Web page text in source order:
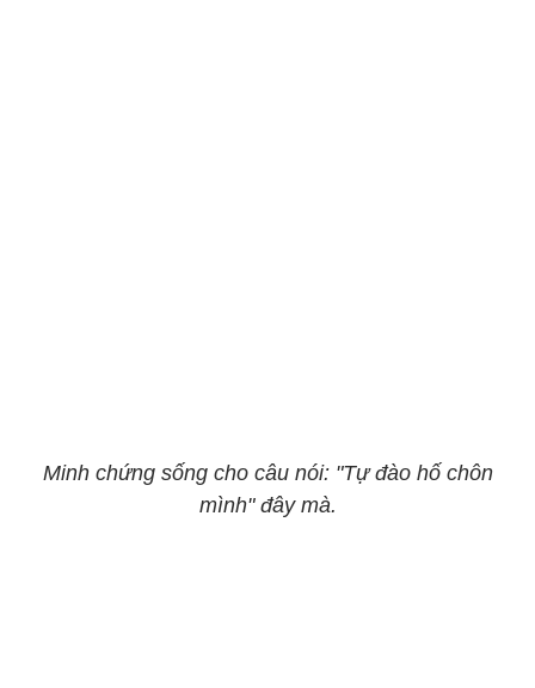
Minh chứng sống cho câu nói: "Tự đào hố chôn
mình" đây mà.